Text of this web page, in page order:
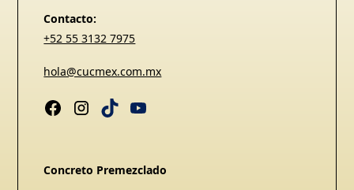
Contacto:
+52 55 3132 7975
hola@cucmex.com.mx
Concreto Premezclado